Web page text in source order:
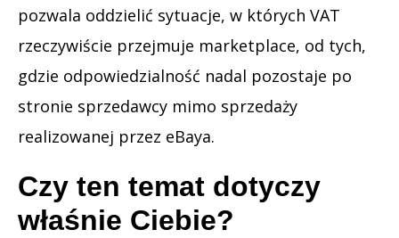
pozwala oddzielić sytuacje, w których VAT
rzeczywiście przejmuje marketplace, od tych,
gdzie odpowiedzialność nadal pozostaje po
stronie sprzedawcy mimo sprzedaży
realizowanej przez eBaya.
Czy ten temat dotyczy
właśnie Ciebie?